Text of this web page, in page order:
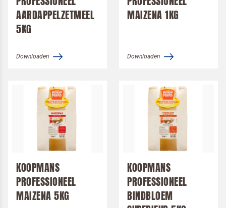
AARDAPPELZETMEEL
5KG
Downloaden
MAIZENA 1KG
Downloaden
KOOPMANS
PROFESSIONEEL
MAIZENA 5KG
KOOPMANS
PROFESSIONEEL
BINDBLOEM
Terugbelverzoek